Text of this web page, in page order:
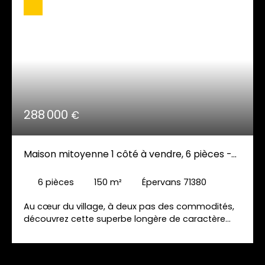
288 000€
Maison mitoyenne 1 côté à vendre, 6 pièces -
6 pièces 150 m² Épervans 71380
Au cœur du village, à deux pas des commodités,
découvrez cette superbe longère de caractère
charme de l’ancien s’allie harmonieusement au